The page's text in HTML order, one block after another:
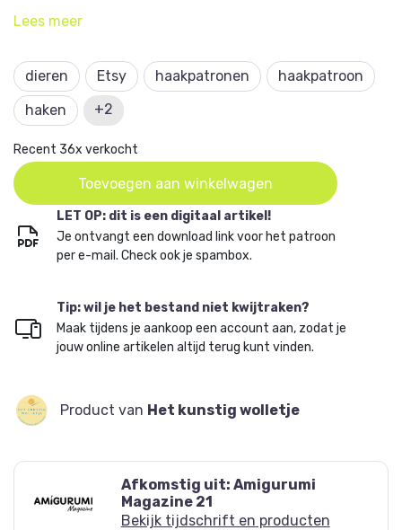
Je haakt dit haakpatoon met haaknaald 2,5. Naast het
verstevigingsplaat, textiellijm en wat fiberfill vulling
nodig.
Dit haakpatroon komt uit
Magazine 21en is ontworpen door Designer: Sabrina de
Hondt, Het Kunstig Wolletje.
Lees meer
dieren Etsy haakpatronen
haakpatroon
haken
+2
Recent 36x verkocht
Toevoegen aan winkelwagen
LET OP: dit is een digitaal artikel!
Je ontvangt een download link voor het patroon
per e-mail. Check ook je spambox.
Tip: wil je het bestand niet kwijtraken?
Maak tijdens je aankoop een account aan, zodat je
jouw online artikelen altijd terug kunt vinden.
Product van Het kunstig wolletje
Afkomstig uit: Amigurumi
Magazine 21
Bekijk tijdschrift en producten